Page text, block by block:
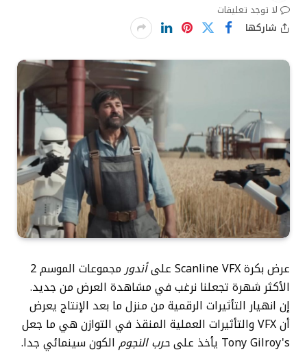
لا توجد تعليقات
شاركها
عرض بكرة Scanline VFX على أندور
مجموعات الموسم 2
الأكثر شهرة تجعلنا نرغب في مشاهدة العرض من جديد.
إن انهيار التأثيرات الرقمية من منزل ما بعد الإنتاج يعرض
أن VFX والتأثيرات العملية المنقذ في التوازن هي ما جعل
Tony Gilroy's يأخذ على
حرب النجوم الكون سينمائي جدا.